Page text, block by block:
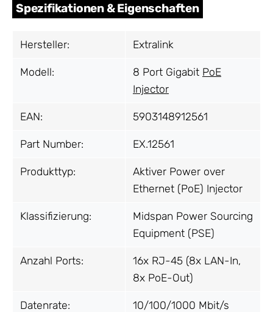
Spezifikationen & Eigenschaften
Hersteller: Extralink
Modell: 8 Port Gigabit PoE
Injector
EAN: 5903148912561
Part Number: EX.12561
Produkttyp:
Aktiver Power over
Ethernet (PoE) Injector
Klassifizierung:
Midspan Power Sourcing
Equipment (PSE)
Anzahl Ports:
16x RJ-45 (8x LAN-In,
8x PoE-Out)
Datenrate:
10/100/1000 Mbit/s